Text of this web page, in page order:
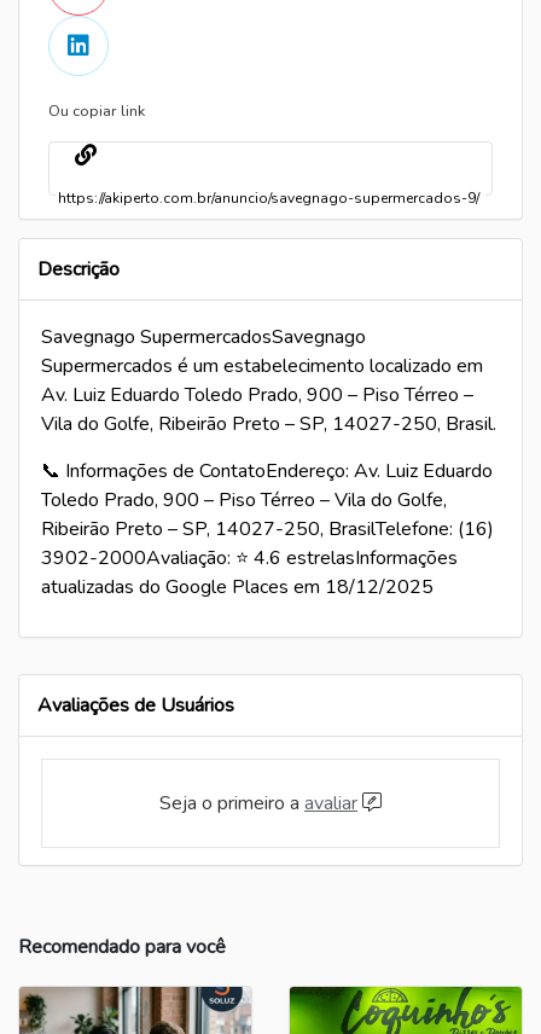
Ou copiar link
Descrição
Savegnago SupermercadosSavegnago
Supermercados é um estabelecimento localizado em
Av. Luiz Eduardo Toledo Prado, 900 – Piso Térreo –
Vila do Golfe, Ribeirão Preto – SP, 14027-250, Brasil.
📞 Informações de ContatoEndereço: Av. Luiz Eduardo
Toledo Prado, 900 – Piso Térreo – Vila do Golfe,
Ribeirão Preto – SP, 14027-250, BrasilTelefone: (16)
3902-2000Avaliação: ⭐ 4.6 estrelasInformações
atualizadas do Google Places em 18/12/2025
Avaliações de Usuários
Seja o primeiro a avaliar
Recomendado para você